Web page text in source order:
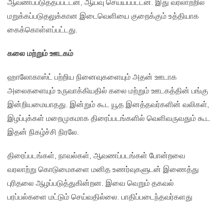
ஆவணப்படுத்தப்பட்டன, ஆய்வு செய்யப்பட்டன. இது வரலாற்றில்
மறுக்கப்படுதலுக்கான இடைவெளியை குறைக்கும் உத்தியாக
கைக்கொள்ளப்பட்டது.
கலை மற்றும் ஊடகம்
ஹாலோகாஸ்ட் பற்றிய நினைவுகளையும் அதன் ஊடாக
அலைகளையும் உருவாக்கியதில் கலை மற்றும் ஊடகத்தின் பங்கு
இன்றியமையாதது. இன்றும் கூட யூத இனத்தவர்களின் வலிகள்,
இழப்புக்கள் மறைமுகமாக திரைப்படங்களில் வெளிவருவதும் கூட
இதன் நிகழ்ச்சி நிரலே.
திரைப்படங்கள், நாவல்கள், ஆவணப்படங்கள் போன்றவை
வரலாற்று கொடுமைகளை மனித உணர்வுகளுடன் இணைத்து
புரிதலை ஆழப்படுத்துகின்றன. இவை வெறும் தகவல்
பரப்பல்களை மட்டும் செய்வதில்லை. பாதிப்படைந்தவர்களது